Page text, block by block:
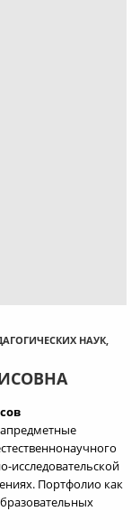
НАУК,
исследовательской
Портфолио как